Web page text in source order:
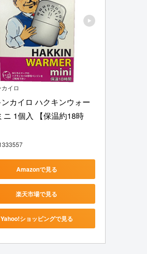
イロ
カイロ ハクキンウォー
ニ 1個入 【保温約18時
Amazonで見る
楽天市場で見る
Yahoo!ショッピングで見る